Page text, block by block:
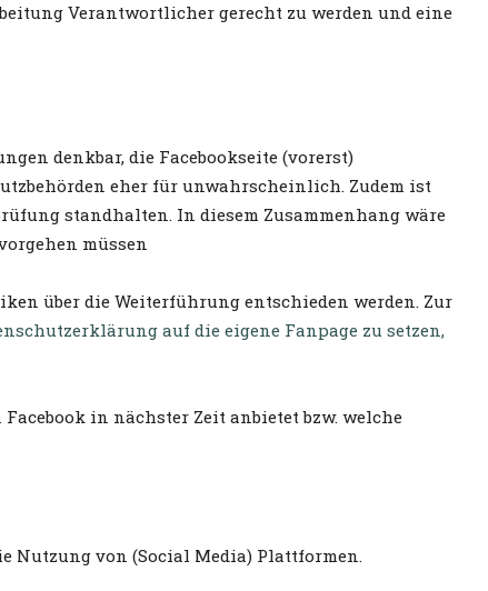
Verantwortlicher gerecht zu werden und eine
denkbar, die Facebookseite (vorerst)
eher für unwahrscheinlich. Zudem ist
standhalten. In diesem Zusammenhang wäre
müssen
über die Weiterführung entschieden werden. Zur
auf die eigene Fanpage zu setzen,
in nächster Zeit anbietet bzw. welche
Nutzung von (Social Media) Plattformen.